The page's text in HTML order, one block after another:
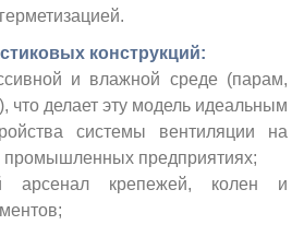
конструкций:
и влажной среде (парам,
что делает эту модель идеальным
системы вентиляции на
промышленных предприятиях;
арсенал крепежей, колен и